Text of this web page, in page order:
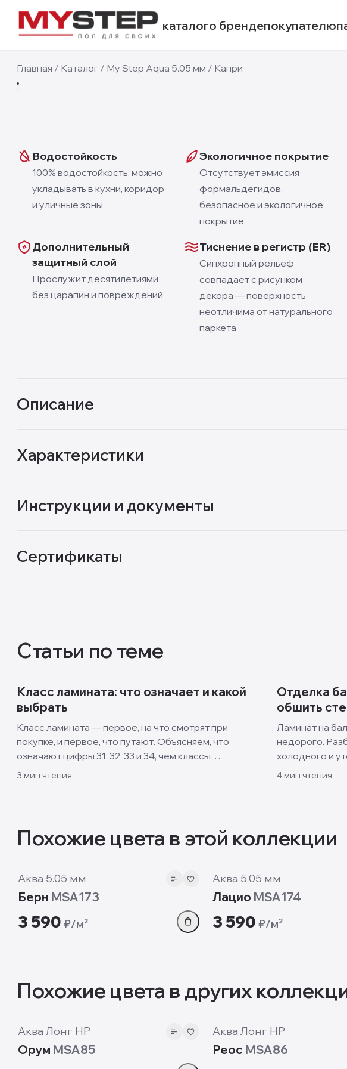
каталого брендепокупателю
Главная / Каталог / My Step Aqua 5.05 мм / Капри
Водостойкость
100% водостойкость, можно
укладывать в кухни, коридор
и уличные зоны
Экологичное покрытие
Отсутствует эмиссия
формальдегидов,
безопасное и экологичное
покрытие
Дополнительный
защитный слой
Прослужит десятилетиями
без царапин и повреждений
Тиснение в регистр (ER)
Синхронный рельеф
совпадает с рисунком
декора — поверхность
неотличима от натурального
паркета
Описание
Характеристики
Инструкции и документы
Сертификаты
Статьи по теме
Класс ламината: что означает и какой
выбрать
Класс ламината — первое, на что смотрят при
покупке, и первое, что путают. Объясняем, что
означают цифры 31, 32, 33 и 34, чем классы
отличаются и какой выбрать для квартиры, кухни и
3 мин чтения
Отделка
обшить
Ламинат на
недорого.
холодного и
и пол своими
4мин чтения
Похожие цвета в этой коллекции
5.05 мм
Аква 5.05 мм
Берн MSA173
3 590 ₽/м²
5.05 мм
Аква 5.05 мм
Лацио MSA174
3 590 ₽/м²
Похожие цвета в других
7 мм
Аква Лонг HP
Орум MSA85
7 мм
Аква Лонг HP
Реос MSA86